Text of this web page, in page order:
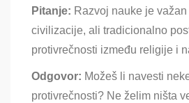
Pomirenje
moderne
nauke
šastri
Pitanje: Razvoj nauke je
civilizacije, ali tradicionalno
protivrečnosti između religije i
Odgovor: Možeš li navesti
protivrečnosti? Ne želim ništa